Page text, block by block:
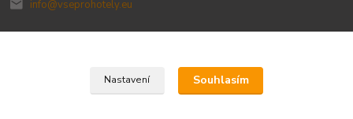
info@vseprohotely.eu
Upravit sběr cookies.
Nastavení Souhlasím